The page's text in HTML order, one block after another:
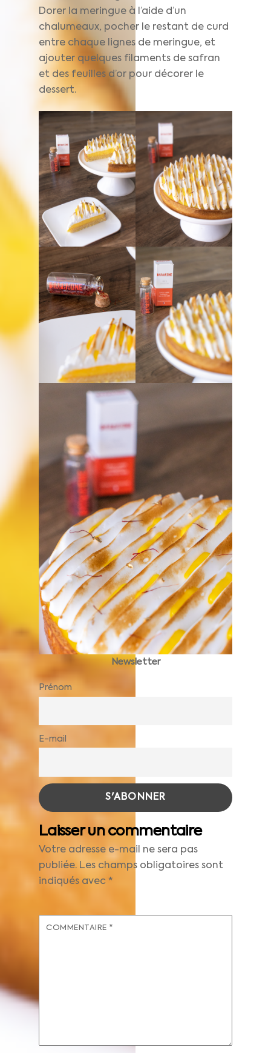
Dorer la meringue à l’aide d’un
chalumeaux, pocher le restant de curd
entre chaque lignes de meringue, et
ajouter quelques filaments de safran
et des feuilles d’or pour décorer le
dessert.
Newsletter
Prénom
E-mail
Laisser un commentaire
Votre adresse e-mail ne sera pas
publiée. Les champs obligatoires sont
indiqués avec *
COMMENTAIRE *